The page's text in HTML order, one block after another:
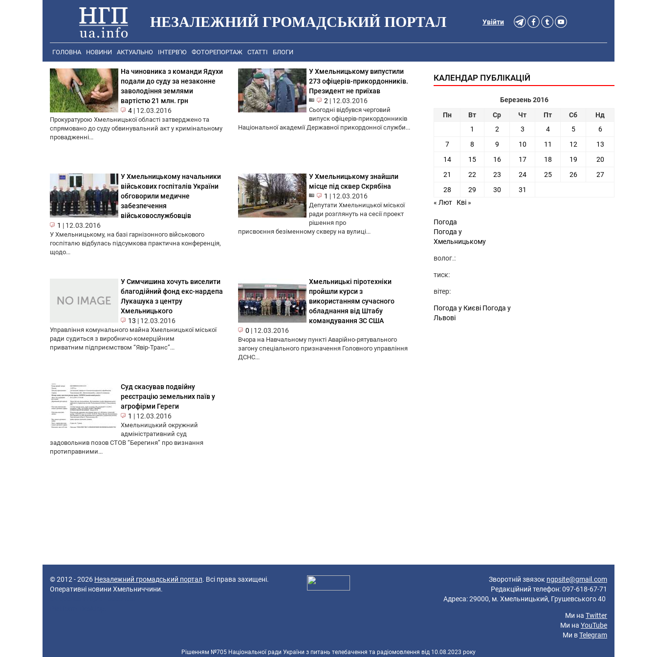
НЕЗАЛЕЖНИЙ ГРОМАДСЬКИЙ ПОРТАЛ Увійти
ГОЛОВНА НОВИНИ АКТУАЛЬНО ІНТЕРВ’Ю ФОТОРЕПОРТАЖ СТАТТІ БЛОГИ
На чиновника з команди Ядухи
подали до суду за незаконне
заволодіння землями
вартістю 21 млн. грн
4 | 12.03.2016
Прокуратурою Хмельницької області затверджено та
спрямовано до суду обвинувальний акт у кримінальному
провадженні...
У Хмельницькому випустили
273 офіцерів-прикордонників.
Президент не приїхав
2 | 12.03.2016
Сьогодні відбувся черговий
випуск офіцерів-прикордонників
Національної академії Державної прикордонної служби...
У Хмельницькому начальники
військових госпіталів України
обговорили медичне
забезпечення
військовослужбовців
1 | 12.03.2016
У Хмельницькому, на базі гарнізонного військового
госпіталю відбулась підсумкова практична конференція,
щодо...
У Хмельницькому знайшли
місце під сквер Скрябіна
1 | 12.03.2016
Депутати Хмельницької міської
ради розглянуть на сесії проект
рішення про
присвоєння безіменному скверу на вулиці...
У Симчишина хочуть виселити
благодійний фонд екс-нардепа
Лукашука з центру
Хмельницького
13 | 12.03.2016
Управління комунального майна Хмельницької міської
ради судиться з виробничо-комерційним
приватним підприємством “Явір-Транс”...
Хмельницькі піротехніки
пройшли курси з
використанням сучасного
обладнання від Штабу
командування ЗС США
0 | 12.03.2016
Вчора на Навчальному пункті Аварійно-рятувального
загону спеціального призначення Головного управління
ДСНС...
Суд скасував подвійну
реєстрацію земельних паїв у
агрофірми Гереги
1 | 12.03.2016
Хмельницький окружний
адміністративний суд
задовольнив позов СТОВ “Берегиня” про визнання
протиправними...
КАЛЕНДАР ПУБЛІКАЦІЙ
Березень 2016
Пн
Вт Ср Чт Пт Сб
Нд
1
2 3 4 5
6
7
8 9 10 11 12
13
14
15 16 17 18 19
20
21
22 23 24 25 26
27
28
29 30
31
« Лют
Кві »
Погода
Погода у
Хмельницькому
волог.:
тиск:
вітер:
Погода у Києві Погода у
Львові
© 2012 - 2026 Незалежний громадський портал. Всі права захищені.
Оперативні новини Хмельниччини.
Зворотній звязок ngpsite@gmail.com
Редакційний телефон: 097-618-67-71
Адреса: 29000, м. Хмельницький, Грушевського 40
Ми на Twitter
Ми на YouTube
Ми вTelegram
Рішенням №705 Національної ради України з питань телебачення та радіомовлення від 10.08.2023 року